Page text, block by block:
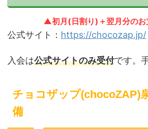
▲初月(日割り)＋翌月分の
公式サイト： https://chocozap.jp/
入会は公式サイトのみ受付です。
チョコザップ(chocoZAP)
備